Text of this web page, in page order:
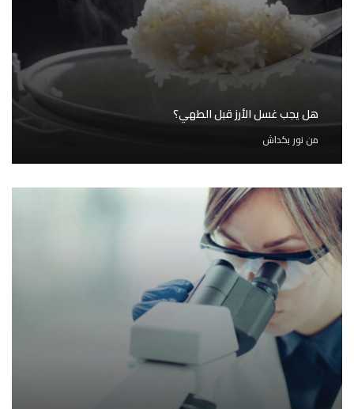
هل يجب غسل الأرز قبل الطهي؟
من نور بكداش